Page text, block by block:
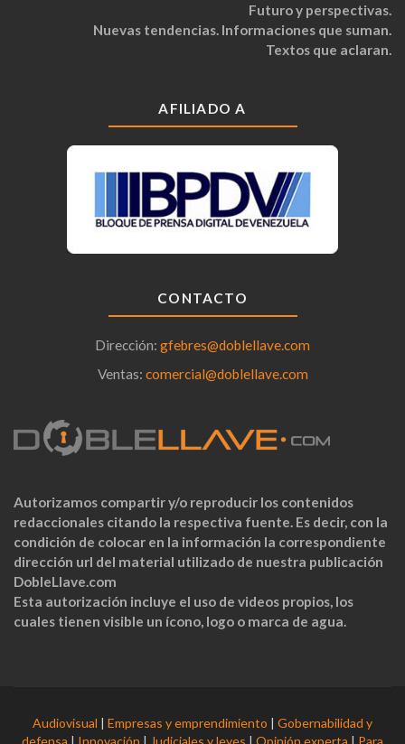
Futuro y perspectivas.
Nuevas tendencias. Informaciones que suman.
Textos que aclaran.
AFILIADO A
CONTACTO
Dirección: gfebres@doblellave.com
Ventas: comercial@doblellave.com
Autorizamos compartir y/o reproducir los contenidos
redaccionales citando la respectiva fuente. Es decir, con la
condición de colocar en la información la correspondiente
dirección url del material utilizado de nuestra publicación
DobleLlave.com
Esta autorización incluye el uso de videos propios, los
cuales tienen visible un ícono, logo o marca de agua.
Audiovisual | Empresas y emprendimiento | Gobernabilidad y
defensa | Innovación | Judiciales y leyes | Opinión experta | Para